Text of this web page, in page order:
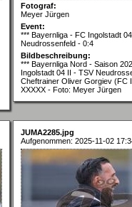
Fotograf:
Meyer Jürgen
Event:
*** Bayernliga - FC Ingolstadt
Neudrossenfeld - 0:4
Bildbeschreibung:
*** Bayernliga Nord - Saison
Ingolstadt 04 II - TSV
Cheftrainer Oliver Gorgiev (FC
XXXXX - Foto: Meyer Jürgen
JUMA2285.jpg
Aufgenommen: 2025-11-02